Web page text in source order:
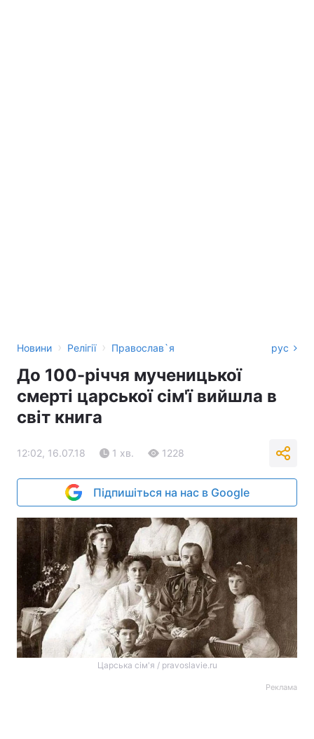
Новини › Релігії › Православ`я рус
До 100-річчя мученицької
смерті царської сім'ї вийшла в
світ книга
12:02, 16.07.18 1 хв. 1228
Підпишіться на нас в Google
Царська сім'я / pravoslavie.ru
Реклама